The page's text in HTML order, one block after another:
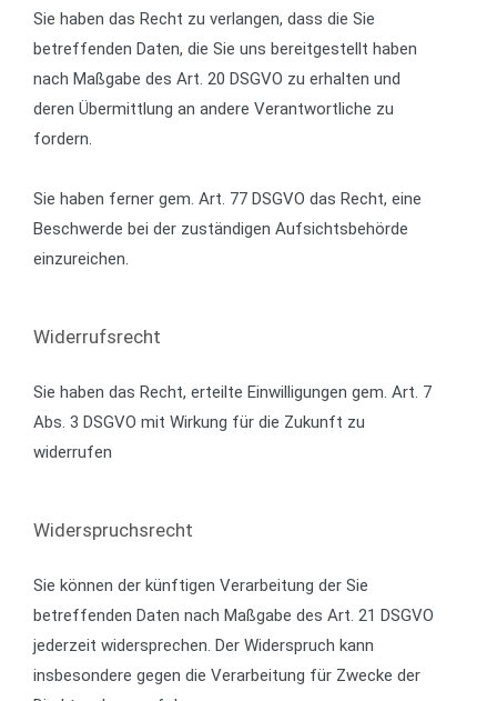
Sie haben das Recht zu verlangen, dass die Sie
betreffenden Daten, die Sie uns bereitgestellt haben
nach Maßgabe des Art. 20 DSGVO zu erhalten und
deren Übermittlung an andere Verantwortliche zu
fordern.
Sie haben ferner gem. Art. 77 DSGVO das Recht, eine
Beschwerde bei der zuständigen Aufsichtsbehörde
einzureichen.
Widerrufsrecht
Sie haben das Recht, erteilte Einwilligungen gem. Art. 7
Abs. 3 DSGVO mit Wirkung für die Zukunft zu
widerrufen
Widerspruchsrecht
Sie können der künftigen Verarbeitung der Sie
betreffenden Daten nach Maßgabe des Art. 21 DSGVO
jederzeit widersprechen. Der Widerspruch kann
insbesondere gegen die Verarbeitung für Zwecke der